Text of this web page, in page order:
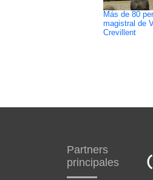
Más de 80
magistral de
Crevillent
Partners
principales